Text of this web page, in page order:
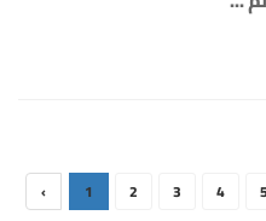
‹ 1 2 3 4